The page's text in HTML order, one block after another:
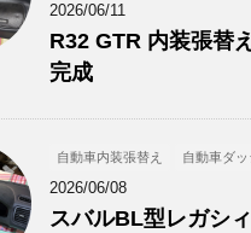
2026/06/11
R32 GTR 内装張替
完成
自動車内装張替え 自動車ダッ
2026/06/08
スバルBL型レガシ